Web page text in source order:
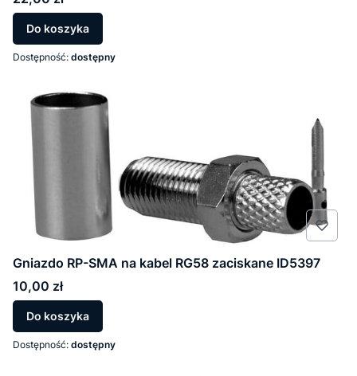
Do koszyka
Dostępność: dostępny
Gniazdo RP-SMA na kabel RG58 zaciskane ID5397
Cena
10,00 zł
Do koszyka
Dostępność: dostępny